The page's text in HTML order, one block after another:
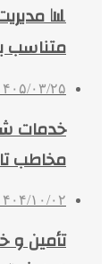
📊
متناسب
۱۴۰۵/۰۳/
مخاطب
۱۴۰۴/۱۰/
تأمین و